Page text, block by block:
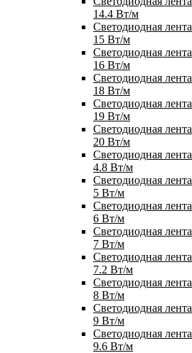
14.4 Вт/м
Светодиодная лента
15 Вт/м
Светодиодная лента
16 Вт/м
Светодиодная лента
18 Вт/м
Светодиодная лента
19 Вт/м
Светодиодная лента
20 Вт/м
Светодиодная лента
4.8 Вт/м
Светодиодная лента
5 Вт/м
Светодиодная лента
6 Вт/м
Светодиодная лента
7 Вт/м
Светодиодная лента
7.2 Вт/м
Светодиодная лента
8 Вт/м
Светодиодная лента
9 Вт/м
Светодиодная лента
9.6 Вт/м